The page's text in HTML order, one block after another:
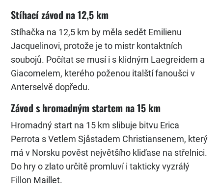
Stíhací závod na 12,5 km
Stíhačka na 12,5 km by měla sedět Emilienu
Jacquelinovi, protože je to mistr kontaktních
soubojů. Počítat se musí i s klidným Laegreidem a
Giacomelem, kterého poženou italští fanoušci v
Anterselvě dopředu.
Závod s hromadným startem na 15 km
Hromadný start na 15 km slibuje bitvu Erica
Perrota s Vetlem Sjåstadem Christiansenem, který
má v Norsku pověst největšího kliďase na střelnici.
Do hry o zlato určitě promluví i takticky vyzrálý
Fillon Maillet.